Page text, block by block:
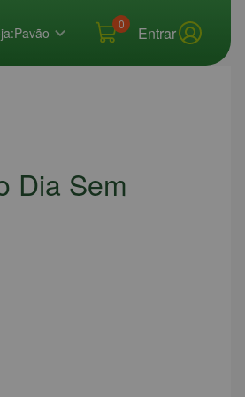
Pavão
0 Entrar
Dia Sem